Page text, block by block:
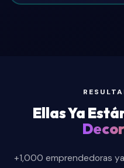
Ellas Ya
+1,000 emprendedoras